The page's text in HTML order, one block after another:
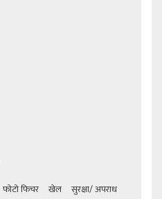
फोटो फिचर खेल
सुरक्षा/ अपराध